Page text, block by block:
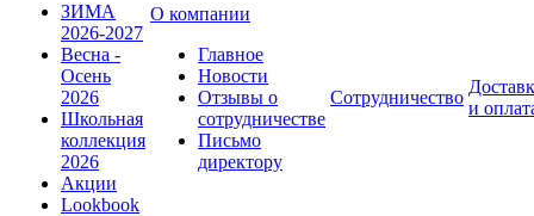
ЗИМА
2026-2027
Весна -
Осень
2026
Школьная
коллекция
2026
Акции
Lookbook
О компании
Главное
Новости
Отзывы о
сотрудничестве
Письмо
директору
Сотрудничество
и